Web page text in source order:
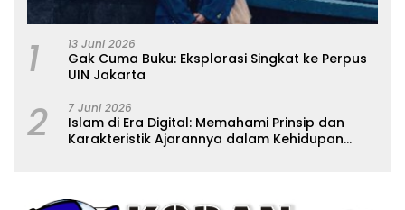
1 13 Juni 2026
Gak Cuma Buku: Eksplorasi Singkat ke Perpus
UIN Jakarta
2 7 Juni 2026
Islam di Era Digital: Memahami Prinsip dan
Karakteristik Ajarannya dalam Kehidupan